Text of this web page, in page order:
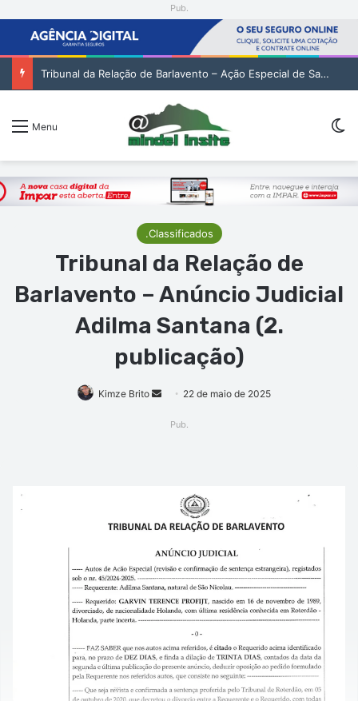
Pub.
A naturalidade, o mérito e a responsabilidade nas mudanças na Administração Pública
Menu
.Classificados
Tribunal da Relação de
Barlavento – Anúncio Judicial
Adilma Santana (2.
publicação)
Kimze Brito
Mande22 de maio de 2025
Pub.